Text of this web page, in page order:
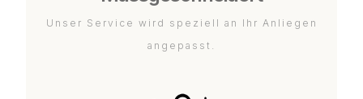
Unser Service wird speziell an Ihr Anliegen
angepasst.